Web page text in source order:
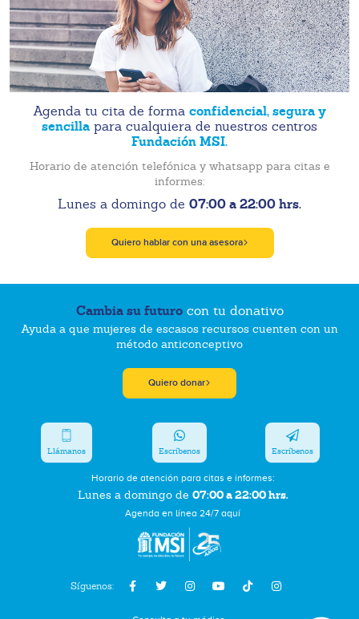
Agenda tu cita de forma confidencial, segura y
sencilla para cualquiera de nuestros centros
Fundación MSI.
Horario de atención telefónica y whatsapp para citas e
informes:
Lunes a domingo de 07:00 a 22:00 hrs.
Quiero hablar con una asesora
Cambia su futurocon tu donativo
Ayuda a que mujeres de escasos recursos cuenten con un
método anticonceptivo
Quiero donar
Síguenos:
Horario de atención para citas e informes:
Lunes a domingo de 07:00 a 22:00 hrs.
Agenda en línea 24/7 aquí
Llámanos Escríbenos Escríbenos